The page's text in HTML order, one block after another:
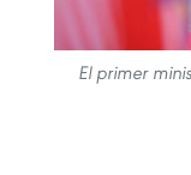
El primer